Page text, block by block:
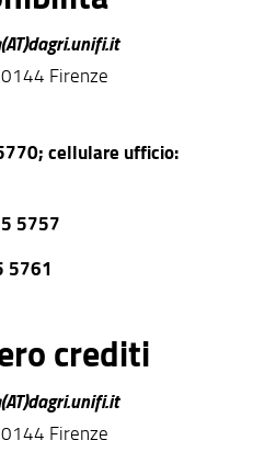
Firenze
cellulare ufficio:
5757
5761
crediti
Firenze